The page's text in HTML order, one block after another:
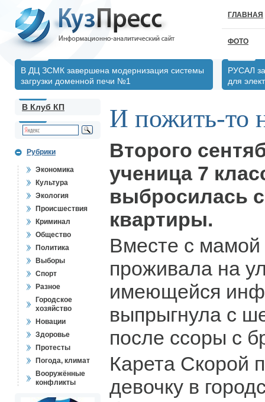
ГЛАВНАЯ
ФОТО
В ДЦ ЗСМК завершена модернизация системы
загрузки доменной печи №1
РУСАЛ
для
В Клуб КП
Рубрики
Экономика
Культура
Экология
Происшествия
Криминал
Общество
Политика
Выборы
Спорт
Разное
Городское
хозяйство
Новации
Здоровье
Протесты
Погода, климат
Вооружённые
конфликты
И пожить-то
Второго
ученица 7
выбросилась
квартиры.
Вместе с мамой
проживала на
имеющейся
выпрыгнула с
после ссоры с
Карета Скорой
девочку в